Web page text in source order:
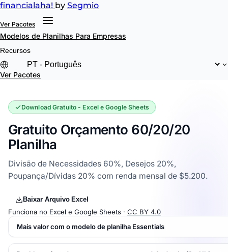
financialaha! by Segmio
Ver Pacotes
Modelos de Planilhas Para Empresas
Recursos
Ver Pacotes
Download Gratuito - Excel e Google Sheets
Gratuito Orçamento 60/20/20
Planilha
Divisão de Necessidades 60%, Desejos 20%,
Poupança/Dívidas 20% com renda mensal de $5.200.
Baixar Arquivo Excel
Funciona no Excel e Google Sheets · CC BY 4.0
Mais valor com o modelo de planilha Essentials